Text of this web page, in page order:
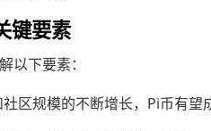
键要素
以下要素：
区规模的不断增长，Pi币有望